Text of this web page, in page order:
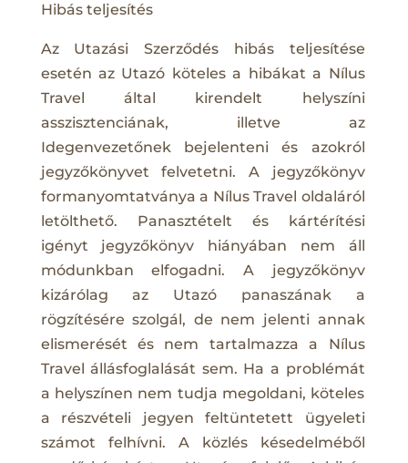
Hibás teljesítés
Az Utazási Szerződés hibás teljesítése
esetén az Utazó köteles a hibákat a Nílus
Travel által kirendelt helyszíni
asszisztenciának, illetve az
Idegenvezetőnek bejelenteni és azokról
jegyzőkönyvet felvetetni. A jegyzőkönyv
formanyomtatványa a Nílus Travel oldaláról
letölthető. Panasztételt és kártérítési
igényt jegyzőkönyv hiányában nem áll
módunkban elfogadni. A jegyzőkönyv
kizárólag az Utazó panaszának a
rögzítésére szolgál, de nem jelenti annak
elismerését és nem tartalmazza a Nílus
Travel állásfoglalását sem. Ha a problémát
a helyszínen nem tudja megoldani, köteles
a részvételi jegyen feltüntetett ügyeleti
számot felhívni. A közlés késedelméből